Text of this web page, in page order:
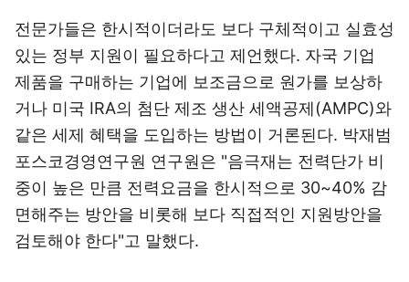
전문가들은 한시적이더라도 보다 구체적이고 실효성
있는 정부 지원이 필요하다고 제언했다. 자국 기업
제품을 구매하는 기업에 보조금으로 원가를 보상하
거나 미국 IRA의 첨단 제조 생산 세액공제(AMPC)와
같은 세제 혜택을 도입하는 방법이 거론된다. 박재범
포스코경영연구원 연구원은 "음극재는 전력단가 비
중이 높은 만큼 전력요금을 한시적으로 30~40% 감
면해주는 방안을 비롯해 보다 직접적인 지원방안을
검토해야 한다"고 말했다.